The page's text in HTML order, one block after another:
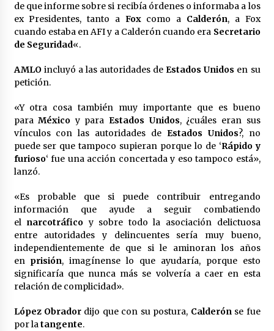
Zar antidrogas de EE.UU.: “vamos por los
políticos mexicanos que protegen al narco”
2 meses atrás
Trump anuncia acuerdo con Irán y el fin de
Trump asegura que barcos cargados de
petróleo están empezando a salir de Ormuz
2 meses atrás
2 meses atrás
de que informe sobre si recibía órdenes o informaba a los
ex Presidentes, tanto a Foxcomo a Calderón, a Fox
cuando estaba en AFI y a Calderón cuando era Secretario
de Seguridad«.
AMLOincluyó a las autoridades deEstados Unidos en su
petición.
«Y otra cosa también muy importante que es bueno
paraMéxico y para Estados Unidos, ¿cuáles eran sus
vínculos con las autoridades de Estados Unidos?, no
puede ser que tampoco supieran porque lo de ‘Rápido y
furioso‘ fue una acción concertada y eso tampoco está»,
lanzó.
«Es probable que si puede contribuir entregando
información que ayude a seguir combatiendo
el narcotráfico y sobre todo la asociación delictuosa
entre autoridades y delincuentes sería muy bueno,
independientemente de que si le aminoran los años
en prisión, imagínense lo que ayudaría, porque esto
significaría que nunca más se volvería a caer en esta
relación de complicidad».
López Obradordijo que con su postura, Calderónse fue
por latangente.